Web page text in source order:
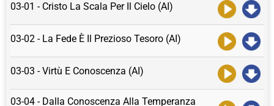
03-01 - Cristo La Scala Per Il Cielo (AI)
03-02 - La Fede È Il Prezioso Tesoro (AI)
03-03 - Virtù E Conoscenza (AI)
03-04 - Dalla Conoscenza Alla Temperanza